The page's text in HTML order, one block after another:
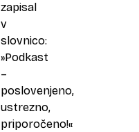
zapisal
v
slovnico:
»Podkast
–
poslovenjeno,
ustrezno,
priporočeno!«